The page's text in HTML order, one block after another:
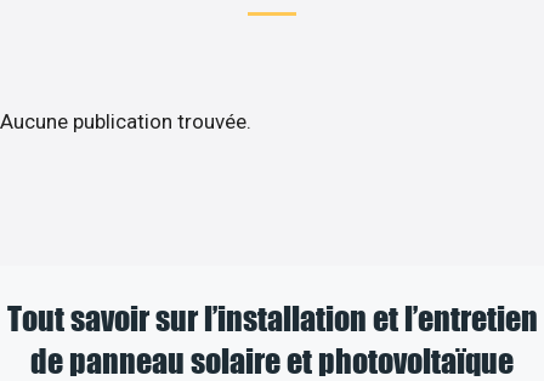
Aucune publication trouvée.
Tout savoir sur l’installation et l’entretien
de panneau solaire et photovoltaïque